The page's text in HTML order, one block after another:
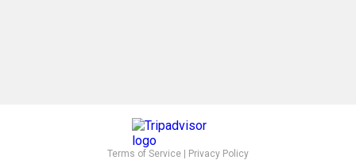
Terms of Service Privacy Policy